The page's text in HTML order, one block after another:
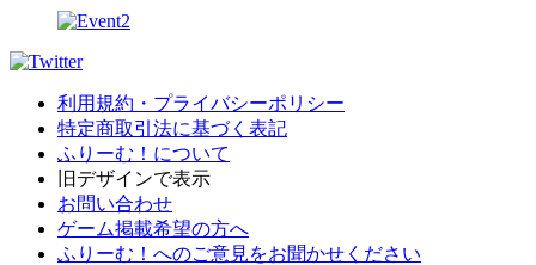
利用規約・プライバシーポリシー
特定商取引法に基づく表記
ふりーむ！について
旧デザインで表示
お問い合わせ
ゲーム掲載希望の方へ
ふりーむ！へのご意見をお聞かせください